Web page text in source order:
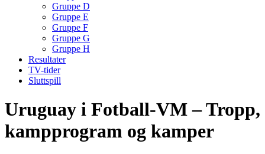
Gruppe D
Gruppe E
Gruppe F
Gruppe G
Gruppe H
Resultater
TV-tider
Sluttspill
Uruguay i Fotball-VM – Tropp,
kampprogram og kamper